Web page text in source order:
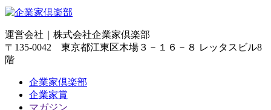
運営会社｜ 株式会社企業家倶楽部
〒135-0042 東京都江東区木場３－１６－８ レッタスビル8
階
企業家倶楽部
企業家賞
マガジン